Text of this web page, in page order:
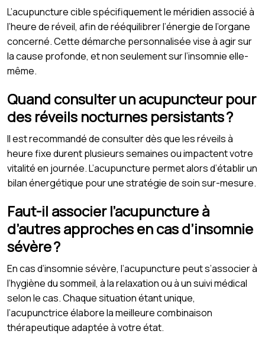
L’acupuncture cible spécifiquement le méridien associé à
l’heure de réveil, afin de rééquilibrer l’énergie de l’organe
concerné. Cette démarche personnalisée vise à agir sur
la cause profonde, et non seulement sur l’insomnie elle-
même.
Quand consulter un acupuncteur pour
des réveils nocturnes persistants ?
Il est recommandé de consulter dès que les réveils à
heure fixe durent plusieurs semaines ou impactent votre
vitalité en journée. L’acupuncture permet alors d’établir un
bilan énergétique pour une stratégie de soin sur-mesure.
Faut-il associer l’acupuncture à
d’autres approches en cas d’insomnie
sévère ?
En cas d’insomnie sévère, l’acupuncture peut s’associer à
l’hygiène du sommeil, à la relaxation ou à un suivi médical
selon le cas. Chaque situation étant unique,
l’acupunctrice élabore la meilleure combinaison
thérapeutique adaptée à votre état.